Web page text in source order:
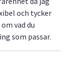
och tycker
vad du
som passar.